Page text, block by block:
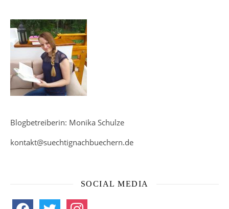
Blogbetreiberin: Monika Schulze
kontakt@suechtignachbuechern.de
SOCIAL MEDIA
facebook twitter instagram